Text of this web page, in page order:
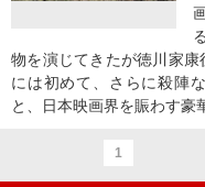
物を演じてきたが徳川家
には初めて、さらに殺陣
と、日本映画界を賑わす豪
1